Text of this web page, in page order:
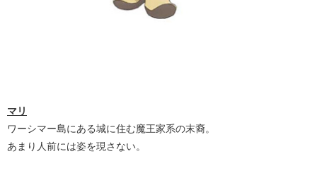
マリ
ワーシマー島にある城に住む魔王家系の末裔。
あまり人前には姿を現さない。